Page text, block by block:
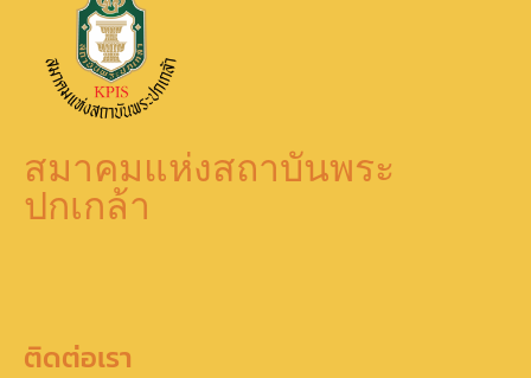
สมาคมแห่งสถาบันพระ
ปกเกล้า
ติดต่อเรา